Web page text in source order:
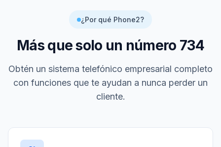
¿Por qué Phone2?
Más que solo un número 734
Obtén un sistema telefónico empresarial completo
con funciones que te ayudan a nunca perder un
cliente.